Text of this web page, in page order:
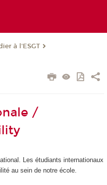
à l'ESGT
/
Les étudiants internationaux
au sein de notre école.